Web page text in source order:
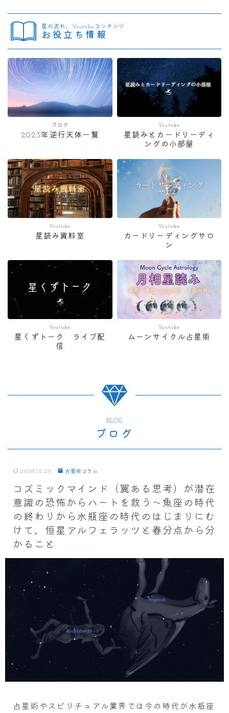
星の流れ、Youtubeコンテンツ
お役立ち情報
ブログ
2023年逆行天体一覧
Youtube
星読みとカードリーディ
ングの小部屋
Youtube
星読み資料室
Youtube
カードリーディングサロ
ン
Youtube
星くずトーク ライブ配
信
Youtube
ムーンサイクル占星術
BLOG
ブログ
2018.12.29 占星術コラム
コズミックマインド（翼ある思考）が潜在
意識の恐怖からハートを救う～魚座の時代
の終わりから水瓶座の時代のはじまりにむ
けて、恒星アルフェラッツと春分点から分
かること
占星術やスピリチュアル業界では今の時代が水瓶座